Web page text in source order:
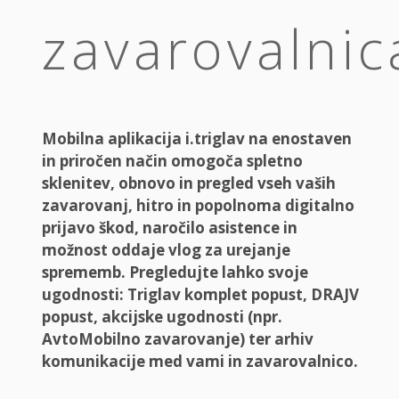
Mobilna aplikacija i.triglav na enostaven
in priročen način omogoča spletno
sklenitev, obnovo in pregled vseh vaših
zavarovanj, hitro in popolnoma digitalno
prijavo škod, naročilo asistence in
možnost oddaje vlog za urejanje
sprememb. Pregledujte lahko svoje
ugodnosti: Triglav komplet popust, DRAJV
popust, akcijske ugodnosti (npr.
AvtoMobilno zavarovanje) ter arhiv
komunikacije med vami in zavarovalnico.